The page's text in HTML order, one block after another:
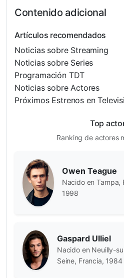
Contenido adicional
Artículos recomendados
Noticias sobre Streaming
Noticias sobre Series
Programación TDT
Noticias sobre Actores
Próximos Estrenos en
Top
Ranking de actores
Owen Teague
Nacido en Tampa,
1998
Gaspard Ulliel
Nacido en Neuilly-
Seine, Francia, 1984